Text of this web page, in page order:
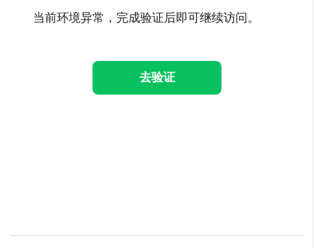
当前环境异常，完成验证后即可继续访问。
去验证